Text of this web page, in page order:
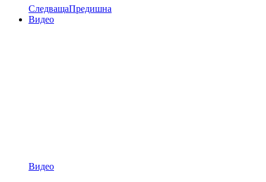
СледващаПредишна
Видео
Видео